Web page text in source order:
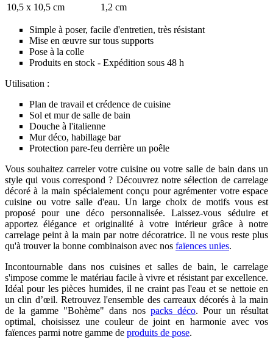
10,5 x 10,5 cm
1,2 cm
Simple à poser, facile d'entretien, très résistant
Mise en œuvre sur tous supports
Pose à la colle
Produits en stock - Expédition sous 48 h
Utilisation :
Plan de travail et crédence de cuisine
Sol et mur de salle de bain
Douche à l'italienne
Mur déco, habillage bar
Protection pare-feu derrière un poêle
Vous souhaitez carreler votre cuisine ou votre salle de bain dans un
style qui vous correspond ? Découvrez notre sélection de carrelage
décoré à la main spécialement conçu pour agrémenter votre espace
cuisine ou votre salle d'eau. Un large choix de motifs vous est
proposé pour une déco personnalisée. Laissez-vous séduire et
apportez élégance et originalité à votre intérieur grâce à notre
carrelage peint à la main par notre décoratrice. Il ne vous reste plus
qu'à trouver la bonne combinaison avec nos faïences unies.
Incontournable dans nos cuisines et salles de bain, le carrelage
s'impose comme le matériau facile à vivre et résistant par excellence.
Idéal pour les pièces humides, il ne craint pas l'eau et se nettoie en
un clin d’œil. Retrouvez l'ensemble des carreaux décorés à la main
de la gamme "Bohème" dans nos packs déco. Pour un résultat
optimal, choisissez une couleur de joint en harmonie avec vos
faïences parmi notre gamme de produits de pose.